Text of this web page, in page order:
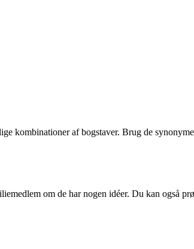
kombinationer af bogstaver. Brug de
om de har nogen idéer. Du kan også